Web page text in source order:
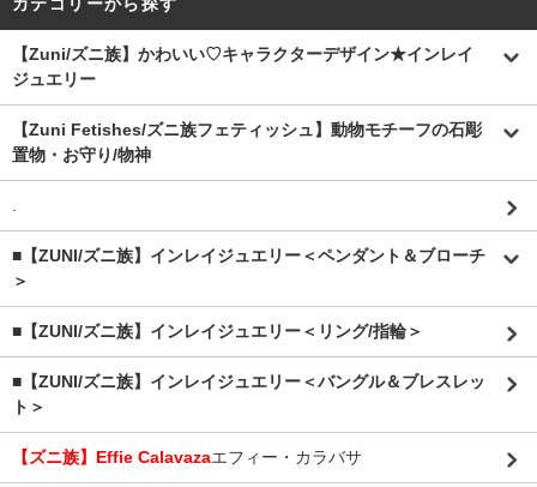
カテゴリーから探す
【Zuni/ズニ族】かわいい♡キャラクターデザイン★インレイ
ジュエリー
【Zuni Fetishes/ズニ族フェティッシュ】動物モチーフの石彫
置物・お守り/物神
.
■【ZUNI/ズニ族】インレイジュエリー＜ペンダント＆ブローチ
＞
■【ZUNI/ズニ族】インレイジュエリー＜リング/指輪＞
■【ZUNI/ズニ族】インレイジュエリー＜バングル＆ブレスレッ
ト＞
【ズニ族】Effie Calavazaエフィー・カラバサ